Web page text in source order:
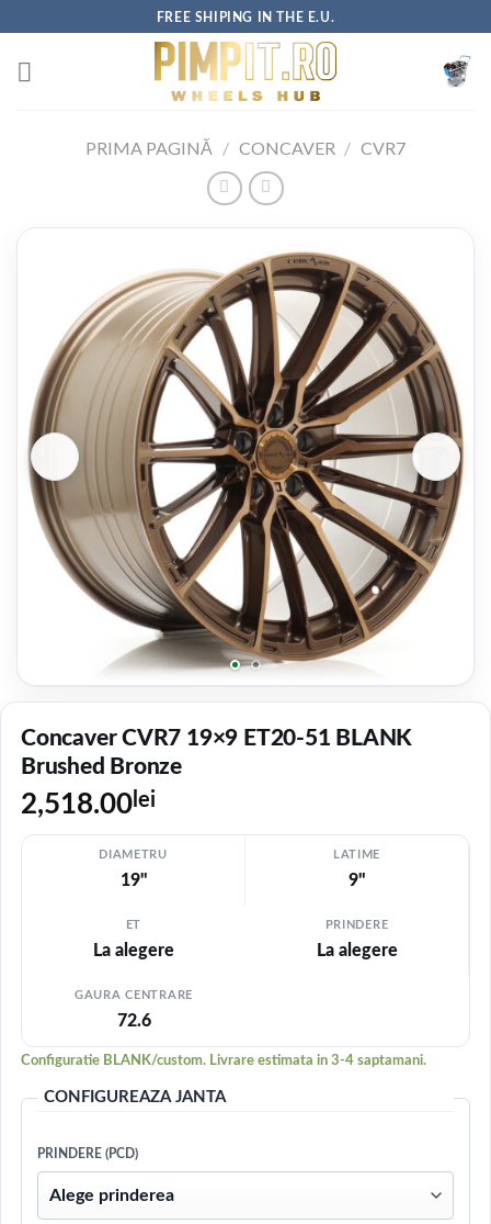
to
content
FREE SHIPING IN THE E.U.
PRIMA PAGINĂ / CONCAVER / CVR7
Concaver CVR7 19×9 ET20-51 BLANK
Brushed Bronze
2,518.00 lei
DIAMETRU
19"
LATIME
9"
ET
La alegere
PRINDERE
La alegere
GAURA CENTRARE
72.6
Configuratie BLANK/custom. Livrare estimata in 3-4 saptamani.
CONFIGUREAZA JANTA
PRINDERE (PCD)